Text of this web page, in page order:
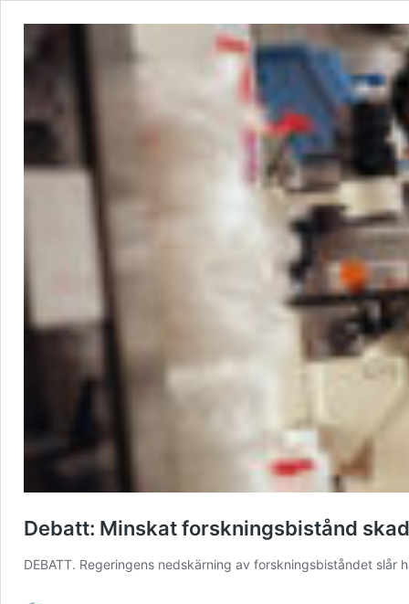
Debatt: Minskat forskningsbistånd
DEBATT. Regeringens nedskärning av forskningsbiståndet